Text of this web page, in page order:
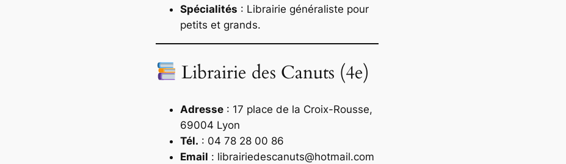
Spécialités : Librairie généraliste pour
petits et grands.
Librairie des Canuts (4e)
Adresse : 17 place de la Croix-Rousse,
69004 Lyon
Tél. : 04 78 28 00 86
Email : librairiedescanuts@hotmail.com